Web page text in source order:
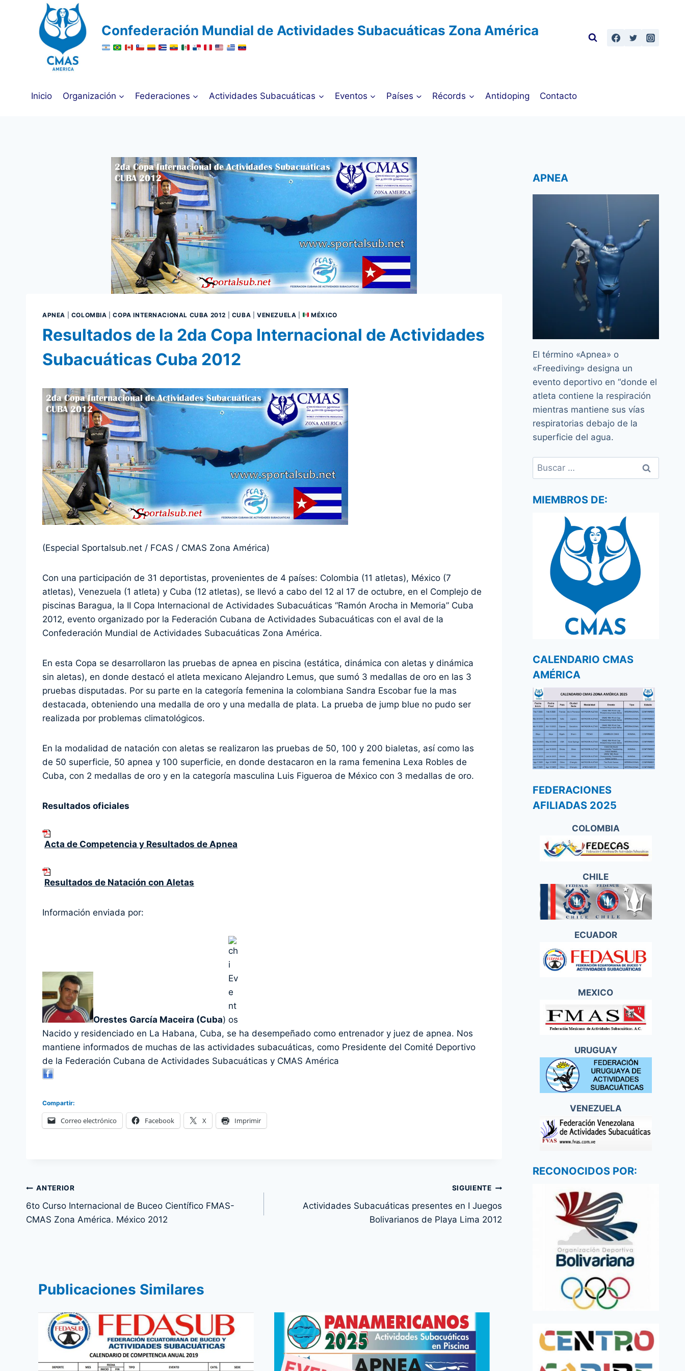
contenido
Confederación Mundial de Actividades Subacuáticas Zona América
Inicio Organización Federaciones Actividades Subacuáticas Eventos Países Récords Antidoping Contacto
APNEA COLOMBIA |COPA INTERNACIONAL CUBA 2012 CUBA VENEZUELA MÉXICO
Resultados de la 2da Copa Internacional de Actividades
Subacuáticas Cuba 2012
(Especial Sportalsub.net / FCAS / CMAS Zona América)
Con una participación de 31 deportistas, provenientes de 4 países: Colombia (11 atletas), México (7
atletas), Venezuela (1 atleta) y Cuba (12 atletas), se llevó a cabo del 12 al 17 de octubre, en el Complejo de
piscinas Baragua, la II Copa Internacional de Actividades Subacuáticas “Ramón Arocha in Memoria” Cuba
2012, evento organizado por la Federación Cubana de Actividades Subacuáticas con el aval de la
Confederación Mundial de Actividades Subacuáticas Zona América.
En esta Copa se desarrollaron las pruebas de apnea en piscina (estática, dinámica con aletas y dinámica
sin aletas), en donde destacó el atleta mexicano Alejandro Lemus, que sumó 3 medallas de oro en las 3
pruebas disputadas. Por su parte en la categoría femenina la colombiana Sandra Escobar fue la mas
destacada, obteniendo una medalla de oro y una medalla de plata. La prueba de jump blue no pudo ser
realizada por problemas climatológicos.
En la modalidad de natación con aletas se realizaron las pruebas de 50, 100 y 200 bialetas, así como las
de 50 superficie, 50 apnea y 100 superficie, en donde destacaron en la rama femenina Lexa Robles de
Cuba, con 2 medallas de oro y en la categoría masculina Luis Figueroa de México con 3 medallas de oro.
Resultados oficiales
Acta de Competencia y Resultados de Apnea
Resultados de Natación con Aletas
Información enviada por:
Orestes García Maceira (Cuba)
Nacido y residenciado en La Habana, Cuba, se ha desempeñado como entrenador y juez de apnea. Nos
mantiene informados de muchas de las actividades subacuáticas, como Presidente del Comité Deportivo
de la Federación Cubana de Actividades Subacuáticas y CMAS América
Compartir:
Correo electrónico Facebook X Imprimir
Navegación
de
ANTERIOR
6to Curso Internacional de Buceo Científico FMAS-
CMAS Zona América. México 2012
SIGUIENTE
Actividades Subacuáticas presentes en I Juegos
Bolivarianos de Playa Lima 2012
Publicaciones Similares
APNEA
El término «Apnea» o
«Freediving» designa un
evento deportivo en “donde el
atleta contiene la respiración
mientras mantiene sus vías
respiratorias debajo de la
superficie del agua.
Buscar:
MIEMBROS DE:
CALENDARIO CMAS
AMÉRICA
FEDERACIONES
AFILIADAS 2025
COLOMBIA
CHILE
ECUADOR
MEXICO
URUGUAY
VENEZUELA
RECONOCIDOS POR: